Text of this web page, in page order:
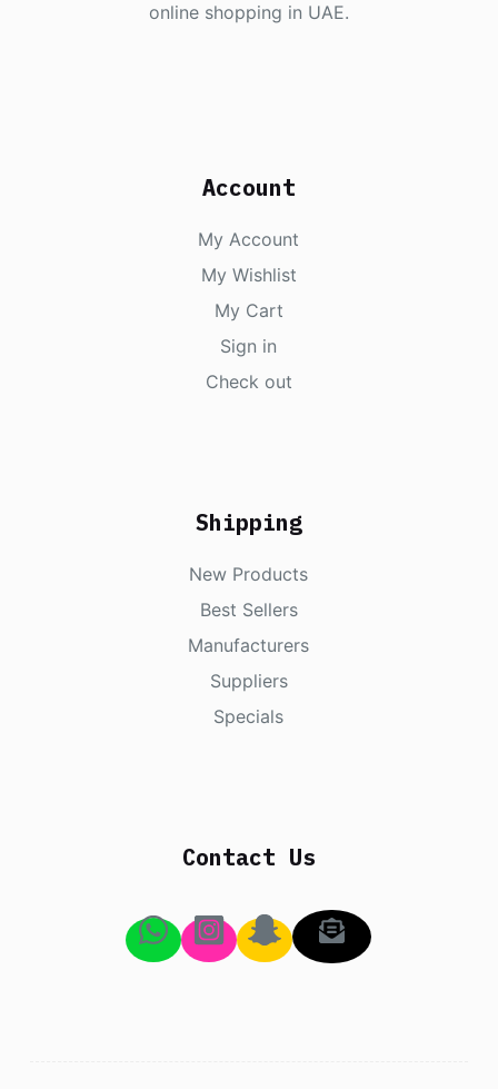
online shopping in UAE.
Account
My Account
My Wishlist
My Cart
Sign in
Check out
Shipping
New Products
Best Sellers
Manufacturers
Suppliers
Specials
Contact Us